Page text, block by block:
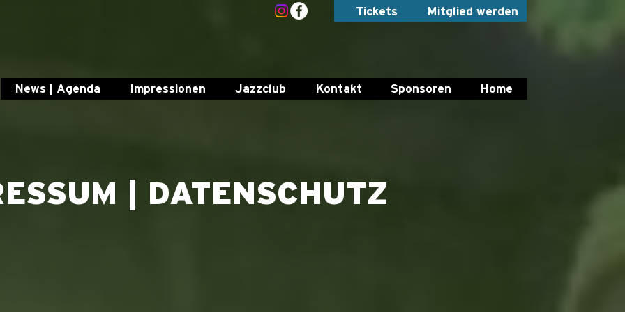
Tickets Mitglied werden
News | Agenda Impressionen Jazzclub Kontakt Sponsoren Home
| DATENSCHUTZ